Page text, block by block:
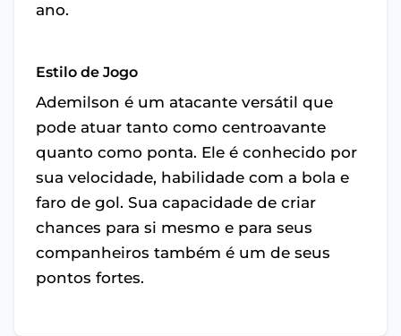
ano.
Estilo de Jogo
Ademilson é um atacante versátil que
pode atuar tanto como centroavante
quanto como ponta. Ele é conhecido por
sua velocidade, habilidade com a bola e
faro de gol. Sua capacidade de criar
chances para si mesmo e para seus
companheiros também é um de seus
pontos fortes.